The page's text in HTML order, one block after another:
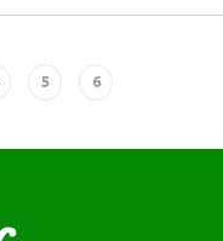
5 6